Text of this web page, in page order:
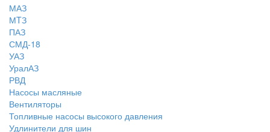
МАЗ
МTЗ
ПАЗ
СМД-18
УАЗ
УралАЗ
РВД
Насосы масляные
Вентиляторы
Топливные насосы высокого давления
Удлинители для шин